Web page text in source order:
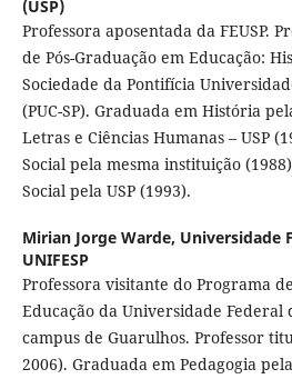
(USP)
Professora aposentada da FEUSP.
de Pós-Graduação em Educação:
Sociedade da Pontifícia
(PUC-SP). Graduada em História
Letras e Ciências Humanas – USP
Social pela mesma instituição
Social pela USP (1993).
Mirian Jorge Warde, Universidade
UNIFESP
Professora visitante do Programa
Educação da Universidade Federal
campus de Guarulhos. Professor
2006). Graduada em Pedagogia